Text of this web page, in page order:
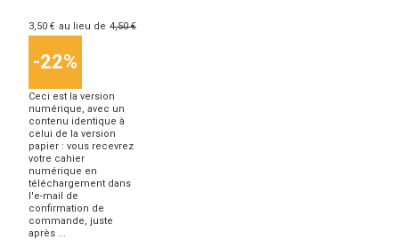
3,50 € au lieu de 4,50 €
-22%
Ceci est la version
numérique, avec un
contenu identique à
celui de la version
papier : vous recevrez
votre cahier
numérique en
téléchargement dans
l'e-mail de
confirmation de
commande, juste
après ...